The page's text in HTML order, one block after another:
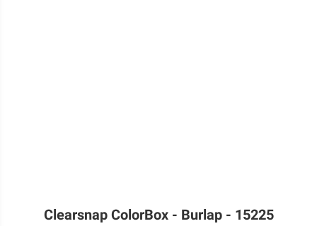
Clearsnap ColorBox - Burlap - 15225